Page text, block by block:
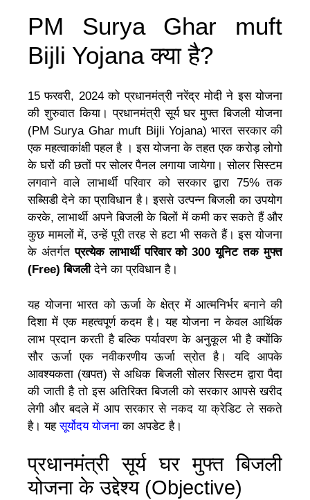
PM Surya Ghar muft
Bijli Yojana क्या है?
15 फरवरी, 2024 को प्रधानमंत्री नरेंद्र मोदी ने इस योजना
की शुरुवात किया। प्रधानमंत्री सूर्य घर मुफ्त बिजली योजना
(PM Surya Ghar muft Bijli Yojana) भारत सरकार की
एक महत्वाकांक्षी पहल है । इस योजना के तहत एक करोड़ लोगो
के घरों की छतों पर सोलर पैनल लगाया जायेगा। सोलर सिस्टम
लगवाने वाले लाभार्थी परिवार को सरकार द्वारा 75% तक
सब्सिडी देने का प्राविधान है। इससे उत्पन्न बिजली का उपयोग
करके, लाभार्थी अपने बिजली के बिलों में कमी कर सकते हैं और
कुछ मामलों में, उन्हें पूरी तरह से हटा भी सकते हैं। इस योजना
के अंतर्गतप्रत्येक लाभार्थी परिवार को 300 यूनिट तक मुफ्त
(Free) बिजलीदेने का प्रविधान है।
यह योजना भारत को ऊर्जा के क्षेत्र में आत्मनिर्भर बनाने की
दिशा में एक महत्वपूर्ण कदम है। यह योजना न केवल आर्थिक
लाभ प्रदान करती है बल्कि पर्यावरण के अनुकूल भी है क्योंकि
सौर ऊर्जा एक नवीकरणीय ऊर्जा स्रोत है। यदि आपके
आवश्यकता (खपत) से अधिक बिजली सोलर सिस्टम द्वारा पैदा
की जाती है तो इस अतिरिक्त बिजली को सरकार आपसे खरीद
लेगी और बदले में आप सरकार से नकद या क्रेडिट ले सकते
है। यहसूर्योदययोजना का अपडेट है।
प्रधानमंत्री सूर्य घर मुफ्त बिजली
योजना के उद्देश्य (Objective)